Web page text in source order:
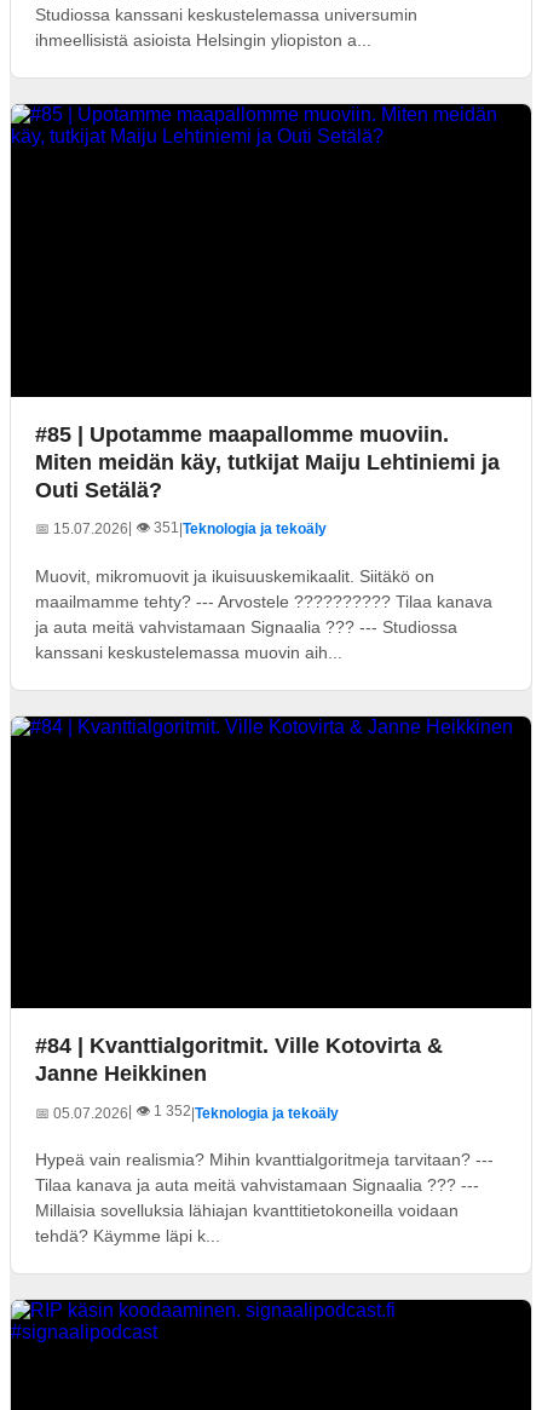
Studiossa kanssani keskustelemassa universumin
ihmeellisistä asioista Helsingin yliopiston a...
#85 | Upotamme maapallomme muoviin.
Miten meidän käy, tutkijat Maiju Lehtiniemi ja
Outi Setälä?
📅 15.07.2026| 👁️ 351 Teknologia ja tekoäly
Muovit, mikromuovit ja ikuisuuskemikaalit. Siitäkö on
maailmamme tehty? --- Arvostele ?????????? Tilaa kanava
ja auta meitä vahvistamaan Signaalia ??? --- Studiossa
kanssani keskustelemassa muovin aih...
#84 | Kvanttialgoritmit. Ville Kotovirta &
Janne Heikkinen
📅 05.07.2026 | 👁️ 1 352|Teknologia ja tekoäly
Hypeä vain realismia? Mihin kvanttialgoritmeja tarvitaan? ---
Tilaa kanava ja auta meitä vahvistamaan Signaalia ??? ---
Millaisia sovelluksia lähiajan kvanttitietokoneilla voidaan
tehdä? Käymme läpi k...